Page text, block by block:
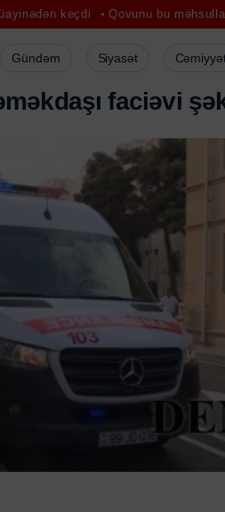
Qovunu bu məhsullarla birlikdə
Gündəm Siyasət
məkdaşı faciəvi şə